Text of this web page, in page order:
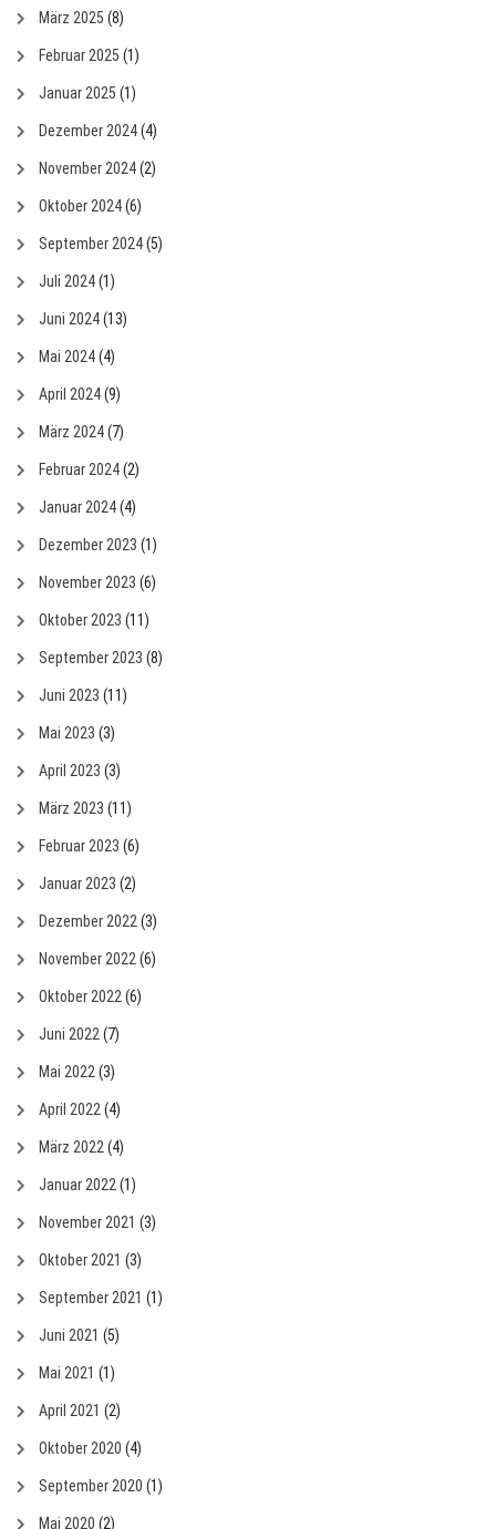
März 2025 (8)
Februar 2025 (1)
Januar 2025 (1)
Dezember 2024(4)
November 2024(2)
Oktober 2024(6)
September 2024(5)
Juli 2024(1)
Juni 2024(13)
Mai 2024(4)
April 2024(9)
März 2024(7)
Februar 2024(2)
Januar 2024(4)
Dezember 2023 (1)
November 2023 (6)
Oktober 2023 (11)
September 2023 (8)
Juni 2023 (11)
Mai 2023 (3)
April 2023 (3)
März 2023 (11)
Februar 2023 (6)
Januar 2023 (2)
Dezember 2022 (3)
November 2022 (6)
Oktober 2022 (6)
Juni 2022 (7)
Mai 2022 (3)
April 2022 (4)
März 2022 (4)
Januar 2022 (1)
November 2021 (3)
Oktober 2021 (3)
September 2021 (1)
Juni 2021 (5)
Mai 2021 (1)
April 2021 (2)
Oktober 2020 (4)
September 2020 (1)
Mai 2020 (2)